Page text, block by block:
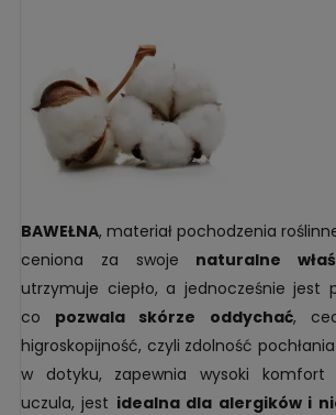
BAWEŁNA, materiał pochodzenia
ceniona za swoje naturalne
utrzymuje ciepło, a jednocześnie jest
co pozwala skórze oddychać,
higroskopijność, czyli zdolność
w dotyku, zapewnia wysoki komfort
uczula, jest idealna dla alergików i